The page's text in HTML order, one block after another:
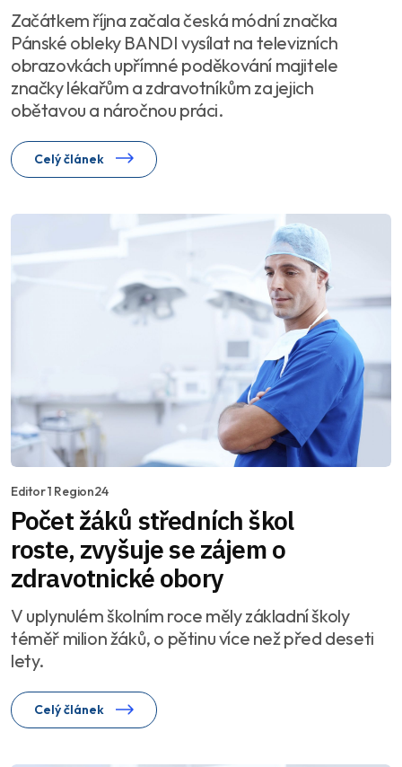
Začátkem října začala česká módní značka
Pánské obleky BANDI vysílat na televizních
obrazovkách upřímné poděkování majitele
značky lékařům a zdravotníkům za jejich
obětavou a náročnou práci.
Celý článek
Editor 1 Region24
Počet žáků středních škol
roste, zvyšuje se zájem o
zdravotnické obory
V uplynulém školním roce měly základní školy
téměř milion žáků, o pětinu více než před deseti
lety.
Celý článek